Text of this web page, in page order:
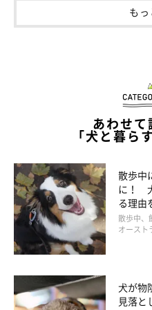
いに夢中になると犬や周囲へ
という飼い主さん
飲やリードが外れたりといった
りがゴミ拾いをし、もうひと
ートしてみるのがいいかもしれ
ました。
も
あわせて
「犬と暮ら
散歩中
に！
る理由
散歩中、
オース
犬が物
見落と